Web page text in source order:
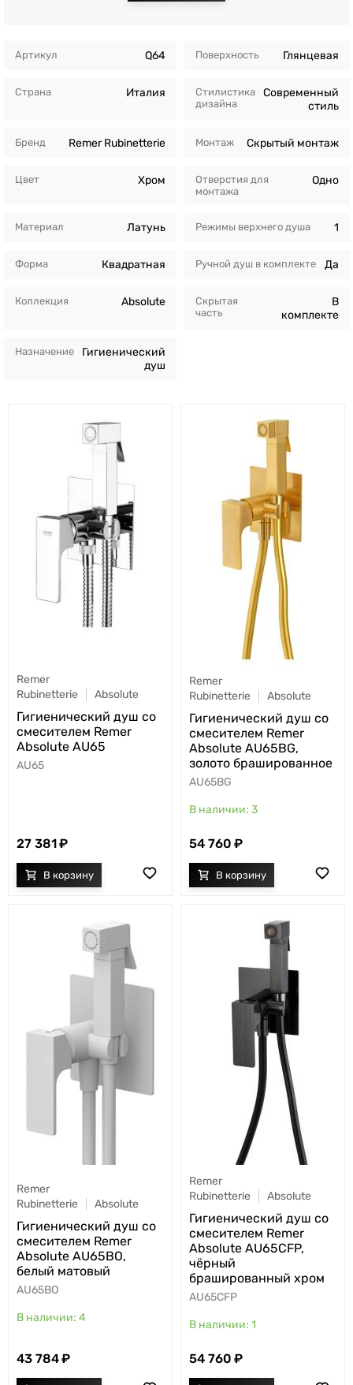
Артикул Q64
Страна Италия
Бренд Remer Rubinetterie
Цвет Хром
Материал Латунь
Форма Квадратная
Коллекция Absolute
Назначение
Гигиенический
душ
Поверхность Глянцевая
Стилистика
дизайна
Современный
стиль
Монтаж Скрытый монтаж
Отверстия для
монтажа
Одно
Режимы верхнего душа 1
Ручной душ в комплекте Да
Скрытая
часть
В
комплекте
Remer
Rubinetterie
Absolute
Гигиенический душ со
смесителем Remer
Absolute AU65
AU65
27 381
Remer
Rubinetterie
Absolute
Гигиенический душ со
смесителем Remer
Absolute AU65BG,
золото брашированное
AU65BG
3
54 760
Remer
Rubinetterie
Absolute
Гигиенический душ со
смесителем Remer
Absolute AU65BO,
белый матовый
AU65BO
4
43 784
Remer
Rubinetterie
Absolute
Гигиенический душ со
смесителем Remer
Absolute AU65CFP,
чёрный
брашированный хром
AU65CFP
1
54 760